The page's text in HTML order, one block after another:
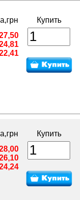
Купить
Купить